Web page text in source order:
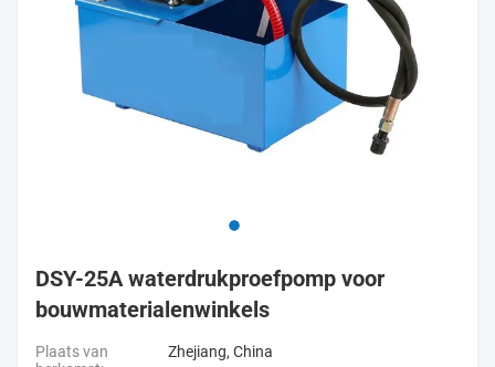
DSY-25A waterdrukproefpomp voor
bouwmaterialenwinkels
Plaats van
Zhejiang, China